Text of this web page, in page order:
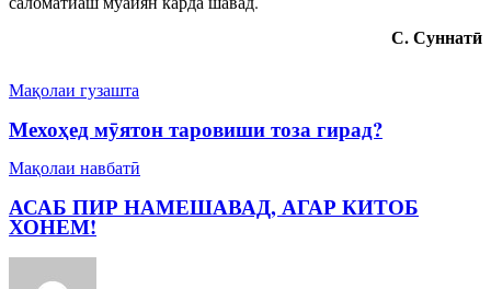
С. Суннатӣ
Мақолаи гузашта
Мехоҳед мӯятон таровиши тоза гирад?
Мақолаи навбатӣ
АСАБ ПИР НАМЕШАВАД, АГАР КИТОБ
ХОНЕМ!